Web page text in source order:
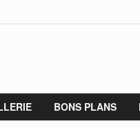
BONS PLANS